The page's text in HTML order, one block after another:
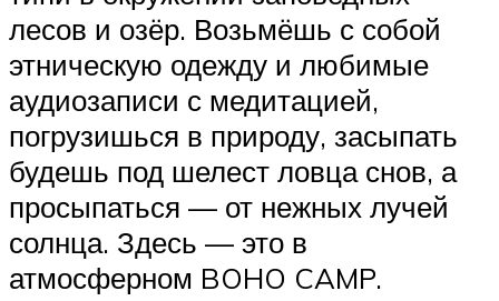
лесов и озёр. Возьмёшь с собой
этническую одежду и любимые
аудиозаписи с медитацией,
погрузишься в природу, засыпать
будешь под шелест ловца снов, а
просыпаться — от нежных лучей
солнца. Здесь — это в
атмосферном BOHO CAMP.